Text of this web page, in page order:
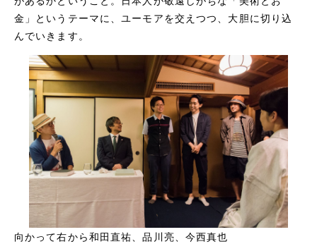
金」というテーマに、ユーモアを交えつつ、大胆に切り込
んでいきます。
向かって右から和田直祐、品川亮、今西真也